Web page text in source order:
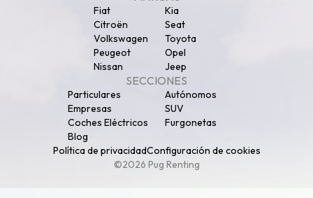
Fiat
Kia
Citroën
Seat
Volkswagen
Toyota
Peugeot
Opel
Nissan
Jeep
SECCIONES
Particulares
Autónomos
Empresas
SUV
Coches Eléctricos
Furgonetas
Blog
Política de privacidadConfiguración de cookies
©2026 Pug Renting